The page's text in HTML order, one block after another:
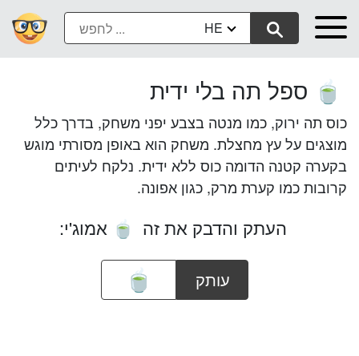
HE
🍵 ספל תה בלי ידית
כוס תה ירוק, כמו מנטה בצבע יפני משחק, בדרך כלל
מוצגים על עץ מחצלת. משחק הוא באופן מסורתי מוגש
בקערה קטנה הדומה כוס ללא ידית. נלקח לעיתים
קרובות כמו קערת מרק, כגון אפונה.
העתק והדבק את זה 🍵 אמוג'י:
עותק